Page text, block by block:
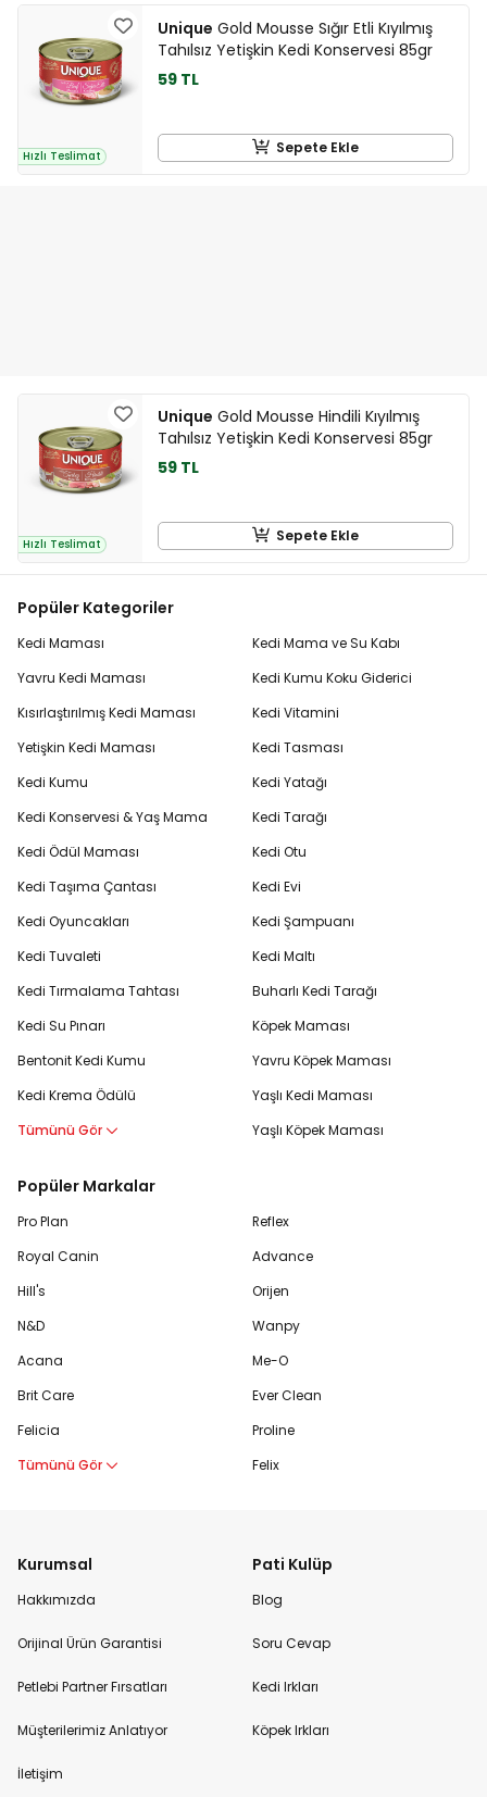
Hızlı Teslimat
Unique Gold Mousse Sığır Etli Kıyılmış
Tahılsız Yetişkin Kedi Konservesi 85gr
59 TL
Sepete Ekle
Hızlı Teslimat
Unique Gold Mousse Hindili Kıyılmış
Tahılsız Yetişkin Kedi Konservesi 85gr
59 TL
Sepete Ekle
Popüler Kategoriler
Kedi Maması
Yavru Kedi Maması
Kısırlaştırılmış Kedi Maması
Yetişkin Kedi Maması
Kedi Kumu
Kedi Konservesi & Yaş Mama
Kedi Ödül Maması
Kedi Taşıma Çantası
Kedi Oyuncakları
Kedi Tuvaleti
Kedi Tırmalama Tahtası
Kedi Su Pınarı
Bentonit Kedi Kumu
Kedi Krema Ödülü
Tümünü Gör
Kedi Mama ve Su Kabı
Kedi Kumu Koku Giderici
Kedi Vitamini
Kedi Tasması
Kedi Yatağı
Kedi Tarağı
Kedi Otu
Kedi Evi
Kedi Şampuanı
Kedi Maltı
Buharlı Kedi Tarağı
Köpek Maması
Yavru Köpek Maması
Yaşlı Kedi Maması
Yaşlı Köpek Maması
Popüler Markalar
Pro Plan
Royal Canin
Hill's
N&D
Acana
Brit Care
Felicia
Tümünü Gör
Reflex
Advance
Orijen
Wanpy
Me-O
Ever Clean
Proline
Felix
Kurumsal
Hakkımızda
Orijinal Ürün Garantisi
Petlebi Partner Fırsatları
Müşterilerimiz Anlatıyor
İletişim
Pati Kulüp
Blog
Soru Cevap
Kedi Irkları
Köpek Irkları